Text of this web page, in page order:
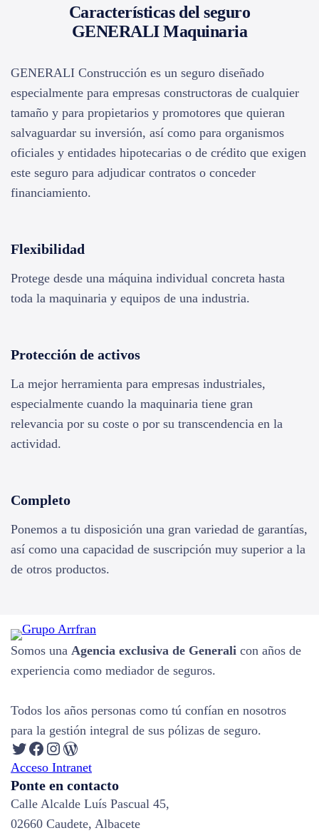
Características del seguro
GENERALI Maquinaria
GENERALI Construcción es un seguro diseñado
especialmente para empresas constructoras de cualquier
tamaño y para propietarios y promotores que quieran
salvaguardar su inversión, así como para organismos
oficiales y entidades hipotecarias o de crédito que exigen
este seguro para adjudicar contratos o conceder
financiamiento.
Flexibilidad
Protege desde una máquina individual concreta hasta
toda la maquinaria y equipos de una industria.
Protección de activos
La mejor herramienta para empresas industriales,
especialmente cuando la maquinaria tiene gran
relevancia por su coste o por su transcendencia en la
actividad.
Completo
Ponemos a tu disposición una gran variedad de garantías,
así como una capacidad de suscripción muy superior a la
de otros productos.
Somos una Agencia exclusiva de Generali con años de
experiencia como mediador de seguros.
Todos los años personas como tú confían en nosotros
para la gestión integral de sus pólizas de seguro.
Twitter Facebook Instagram WordPress
Acceso Intranet
Ponte en contacto
Calle Alcalde Luís Pascual 45,
02660 Caudete, Albacete